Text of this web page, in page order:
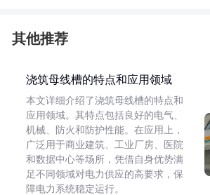
其他推荐
浇筑母线槽的特点和应用领域
本文详细介绍了浇筑母线槽的特点和
应用领域。其特点包括良好的电气、
机械、防火和防护性能。在应用上，
广泛用于商业建筑、工业厂房、医院
和数据中心等场所，凭借自身优势满
足不同领域对电力供应的高要求，保
障电力系统稳定运行。